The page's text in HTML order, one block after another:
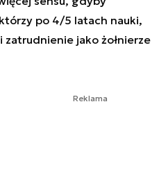
po 4/5 latach nauki,
jako żołnierze
Reklama